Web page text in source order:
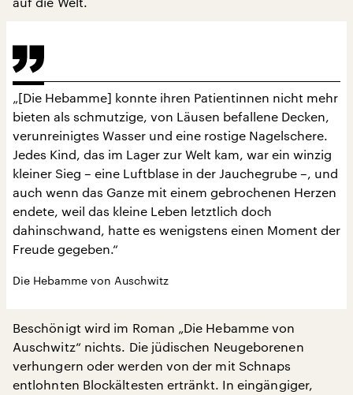
„[Die Hebamme] konnte ihren Patientinnen nicht mehr
bieten als schmutzige, von Läusen befallene Decken,
verunreinigtes Wasser und eine rostige Nagelschere.
Jedes Kind, das im Lager zur Welt kam, war ein winzig
kleiner Sieg – eine Luftblase in der Jauchegrube –, und
auch wenn das Ganze mit einem gebrochenen Herzen
endete, weil das kleine Leben letztlich doch
dahinschwand, hatte es wenigstens einen Moment der
Freude gegeben.“
Die Hebamme von Auschwitz
Beschönigt wird im Roman „Die Hebamme von
Auschwitz“ nichts. Die jüdischen Neugeborenen
verhungern oder werden von der mit Schnaps
entlohnten Blockältesten ertränkt. In eingängiger,